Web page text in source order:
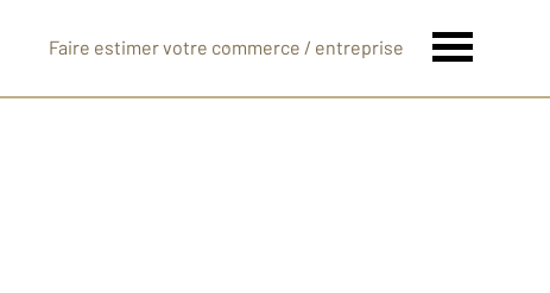
Faire estimer votre commerce / entreprise